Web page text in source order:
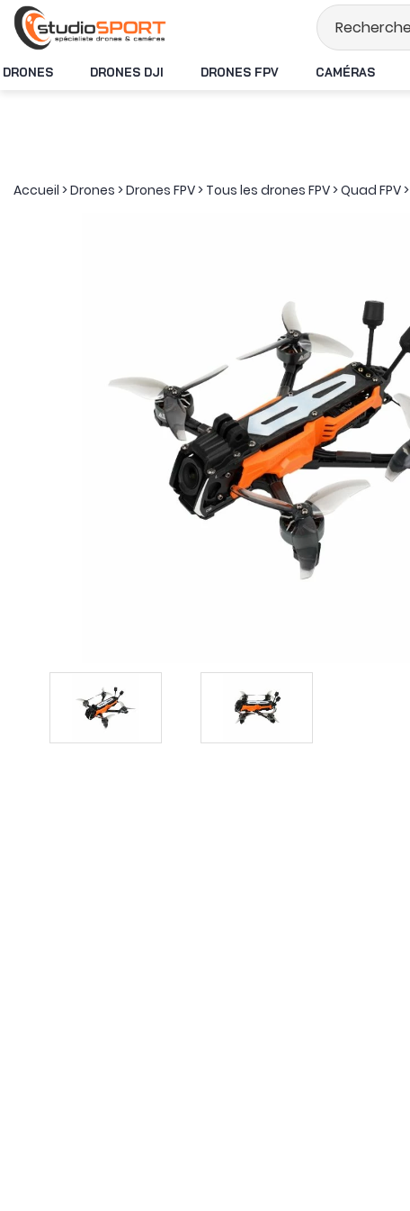
Stock en temps réel
DRONES DRONES DJI DRONES FPV CAMÉRAS
Accueil >Drones >Drones FPV> Tous les drones FPV>Quad FPV>